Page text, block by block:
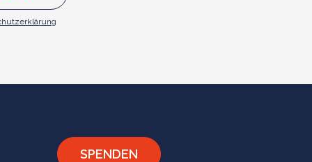
SPENDEN